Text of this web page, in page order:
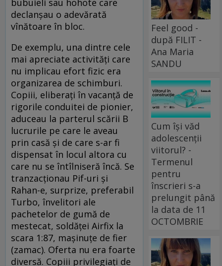
bubuieli sau hohote care
declanșau o adevărată
vînătoare în bloc.
De exemplu, una dintre cele
mai apreciate activități care
nu implicau efort fizic era
organizarea de schimburi.
Copiii, eliberați în vacanță de
rigorile conduitei de pionier,
aduceau la parterul scării B
lucrurile pe care le aveau
prin casă și de care s-ar fi
dispensat în locul altora cu
care nu se întîlniseră încă. Se
tranzacționau Pif-uri și
Rahan-e, surprize, preferabil
Turbo, învelitori ale
pachetelor de gumă de
mestecat, soldăței Airfix la
scara 1:87, mașinuțe de fier
(zamac). Oferta nu era foarte
diversă. Copiii privilegiați de
Feel good -
după FILIT -
Ana Maria
SANDU
Cum își văd
adolescenții
viitorul? -
Termenul
pentru
înscrieri s-a
prelungit până
la data de 11
OCTOMBRIE